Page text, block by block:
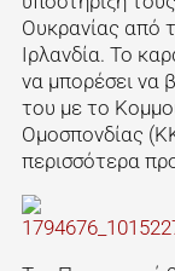
Ουκρανίας από
Ιρλανδία. Το
να μπορέσει να
του με το
Ομοσπονδίας
περισσότερα